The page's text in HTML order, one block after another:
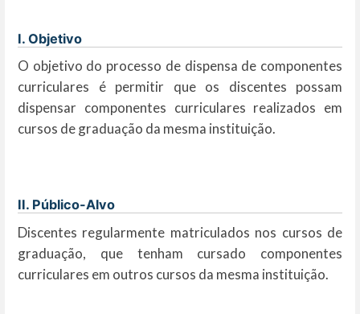
I. Objetivo
O objetivo do processo de dispensa de componentes
curriculares é permitir que os discentes possam
dispensar componentes curriculares realizados em
cursos de graduação da mesma instituição.
II. Público-Alvo
Discentes regularmente matriculados nos cursos de
graduação, que tenham cursado componentes
curriculares em outros cursos da mesma instituição.